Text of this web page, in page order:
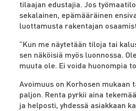
tilaajan edustajia. Jos
sekalainen, epämääräinen
luottamusta rakentajan
”Kun me näytetään tiloja tai
sen näköisiä myös luonnossa.
muuta ole. Ei voida huonompia
Avoimuus on Korhosen mukaan
paljon. Renta pyrkii aina
ja helposti, yhdessä asiakkaan